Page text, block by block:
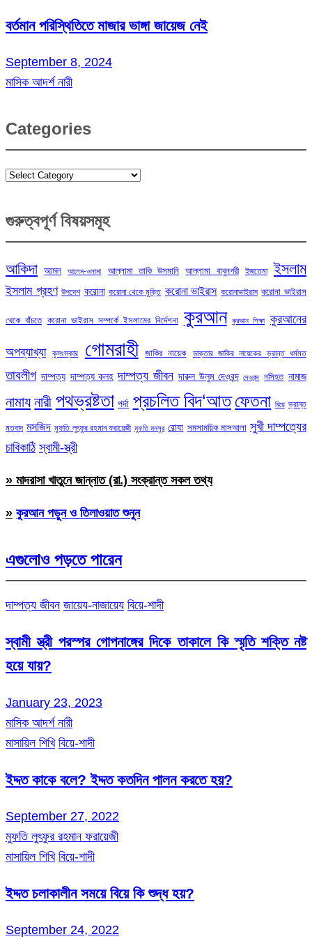
বর্তমান পরিস্থিতিতে মাজার ভাঙ্গা জায়েজ নেই
September 8, 2024
মাসিক আদর্শ নারী
Categories
Categories
গুরুত্বপূর্ণ বিষয়সমূহ
আকিদা আমল আলেম-ওলামা আল্লামা তাকি উসমানি আল্লামা বাবুনগরী ইজতেমা ইসলাম
ইসলাম গ্রহণ উপদেশ করোনা করোনা থেকে মুক্তি করোনা ভাইরাস করোনাভাইরাস করোনা ভাইরাস
থেকে বাঁচতে করোনা ভাইরাস সম্পর্কে ইসলামের নির্দেশনা কুরআন কুরআন শিক্ষা কুরআনের
অপব্যাখ্যা কুসংস্কার গোমরাহী জাকির নায়েক ডাক্তার জাকির নায়েকের ভ্রান্ত ধর্মমত
তাবলীগ দাম্পত্য দাম্পত্য কলহ দাম্পত্য জীবন দারুল উলুম দেওবন্দ দেওবন্দ নসিহত নামাজ
নামায নারী পথভ্রষ্টতা পর্দা প্রচলিত বিদ‘আত ফেতনা বিয়ে ভ্রান্ত
মতবাদ মসজিদ মুফতি লুৎফুর রহমান ফরায়েজী মুফতি মনসুর রোযা সমসাময়িক মাসআলা সুখী দাম্পত্যের
চাবিকাঠি স্বামী-স্ত্রী
» মাদরাসা খাতুনে জান্নাত (রা.) সংক্রান্ত সকল তথ্য
» কুরআন পড়ুন ও তিলাওয়াত শুনুন
এগুলোও পড়তে পারেন
দাম্পত্য জীবন জায়েয-নাজায়েয বিয়ে-শাদী
স্বামী স্ত্রী পরস্পর গোপনাঙ্গের দিকে তাকালে কি স্মৃতি শক্তি নষ্ট
হয়ে যায়?
January 23, 2023
মাসিক আদর্শ নারী
মাসায়িল শিখি বিয়ে-শাদী
ইদ্দত কাকে বলে? ইদ্দত কতদিন পালন করতে হয়?
September 27, 2022
মুফতি লুৎফুর রহমান ফরায়েজী
মাসায়িল শিখি বিয়ে-শাদী
ইদ্দত চলাকালীন সময়ে বিয়ে কি শুদ্ধ হয়?
September 24, 2022